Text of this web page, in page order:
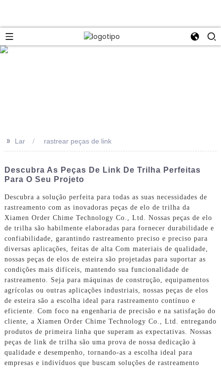
>> Lar rastrear peças de link
Descubra As Peças De Link De Trilha Perfeitas
Para O Seu Projeto
Descubra a solução perfeita para todas as suas necessidades de
rastreamento com as inovadoras peças de elo de trilha da
Xiamen Order Chime Technology Co., Ltd. Nossas peças de elo
de trilha são habilmente elaboradas para fornecer durabilidade e
confiabilidade, garantindo rastreamento preciso e preciso para
diversas aplicações, feitas de alta Com materiais de qualidade,
nossas peças de elos de esteira são projetadas para suportar as
condições mais difíceis, mantendo sua funcionalidade de
rastreamento. Seja para máquinas de construção, equipamentos
agrícolas ou outras aplicações industriais, nossas peças de elos
de esteira são a escolha ideal para rastreamento contínuo e
eficiente. Com foco na engenharia de precisão e na satisfação do
cliente, a Xiamen Order Chime Technology Co., Ltd. entregando
produtos de primeira linha que superam as expectativas. Nossas
peças de link de trilha são uma prova de nossa dedicação à
qualidade e desempenho, tornando-as a escolha ideal para
empresas e indivíduos que buscam soluções de rastreamento